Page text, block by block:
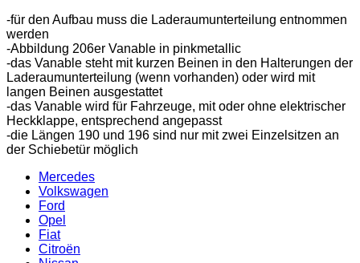
-für den Aufbau muss die Laderaumunterteilung entnommen
werden
-Abbildung 206er Vanable in pinkmetallic
-das Vanable steht mit kurzen Beinen in den Halterungen der
Laderaumunterteilung (wenn vorhanden) oder wird mit
langen Beinen ausgestattet
-das Vanable wird für Fahrzeuge, mit oder ohne elektrischer
Heckklappe, entsprechend angepasst
-die Längen 190 und 196 sind nur mit zwei Einzelsitzen an
der Schiebetür möglich
Mercedes
Volkswagen
Ford
Opel
Fiat
Citroën